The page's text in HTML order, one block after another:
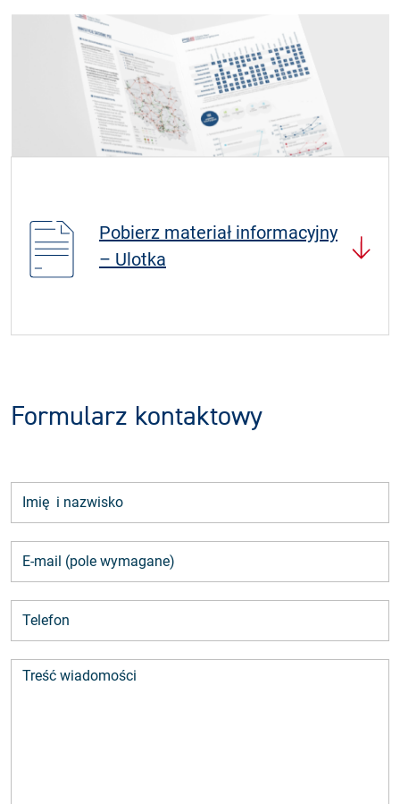
Pobierz materiał informacyjny
– Ulotka
Formularz kontaktowy
Imię i nazwisko (
E-mail
E-mail
Treść wiadomości